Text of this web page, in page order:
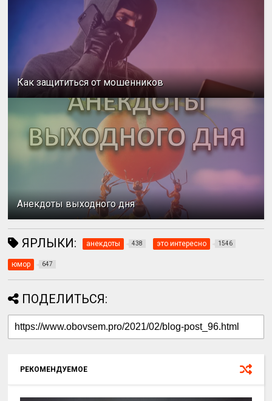
Как защититься от мошенников
Анекдоты выходного дня
ЯРЛЫКИ: анекдоты 438 это интересно 1546
юмор 647
ПОДЕЛИТЬСЯ:
РЕКОМЕНДУЕМОЕ